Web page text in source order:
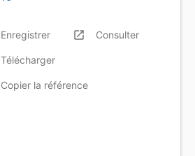
Enregistrer launch Consulter
Télécharger
Copier la référence